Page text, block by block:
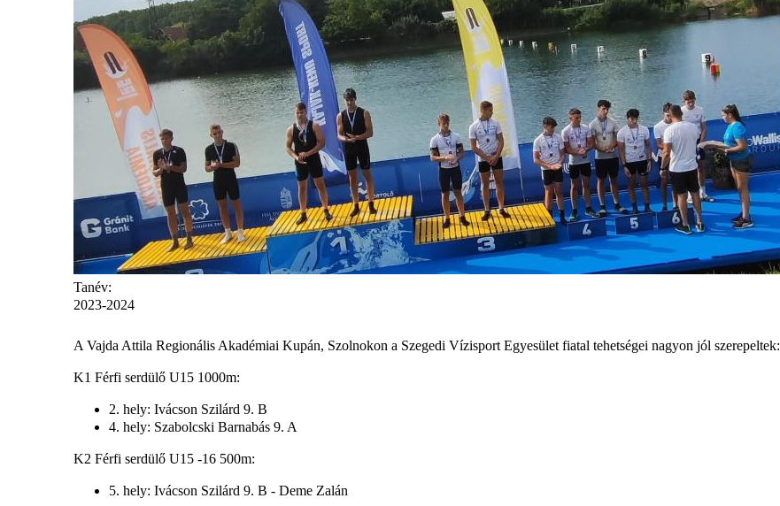
Tanév:
2023-2024
A Vajda Attila Regionális Akadémiai Kupán, Szolnokon a Szegedi Vízisport Egyesület fiatal tehetségei nagyon jól szerepeltek:
K1 Férfi serdülő U15 1000m:
2. hely: Ivácson Szilárd 9. B
4. hely: Szabolcski Barnabás 9. A
K2 Férfi serdülő U15 -16 500m:
5. hely: Ivácson Szilárd 9. B - Deme Zalán